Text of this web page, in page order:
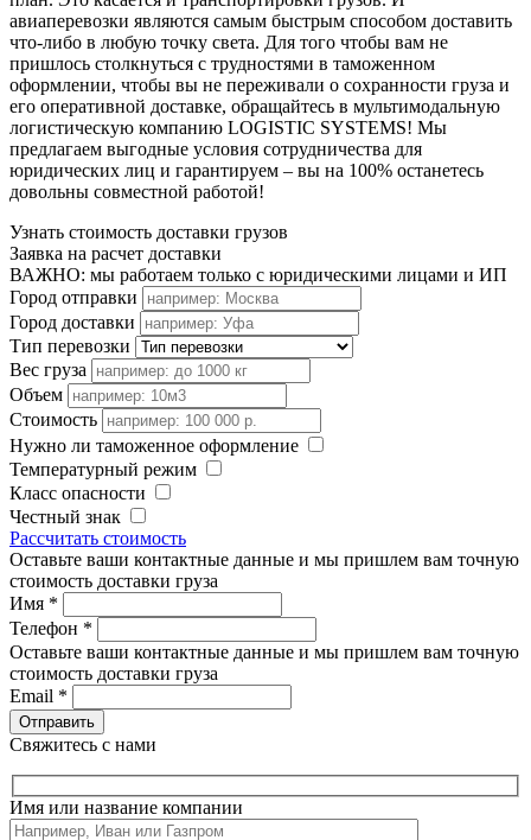
авиаперевозки являются самым быстрым способом доставить
что-либо в любую точку света. Для того чтобы вам не
пришлось столкнуться с трудностями в таможенном
оформлении, чтобы вы не переживали о сохранности груза и
его оперативной доставке, обращайтесь в мультимодальную
логистическую компанию LOGISTIC SYSTEMS! Мы
предлагаем выгодные условия сотрудничества для
юридических лиц и гарантируем – вы на 100% останетесь
довольны совместной работой!
Узнать стоимость доставки грузов
Заявка на расчет доставки
ВАЖНО: мы работаем только с юридическими лицами и ИП
Город отправки
Город доставки
Тип перевозки
Вес груза
Объем
Стоимость
Нужно ли таможенное оформление
Температурный режим
Класс опасности
Честный знак
Рассчитать стоимость
Оставьте ваши контактные данные и мы пришлем вам точную
стоимость доставки груза
Имя *
Телефон *
Оставьте ваши контактные данные и мы пришлем вам точную
стоимость доставки груза
Email *
Свяжитесь с нами
Имя или название компании